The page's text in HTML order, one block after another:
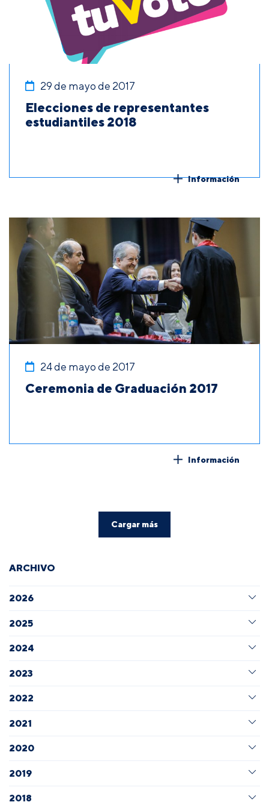
29 de mayo de 2017
Elecciones de representantes
estudiantiles 2018
Información
24 de mayo de 2017
Ceremonia de Graduación 2017
Información
Cargar más
ARCHIVO
2026
2025
2024
2023
2022
2021
2020
2019
2018